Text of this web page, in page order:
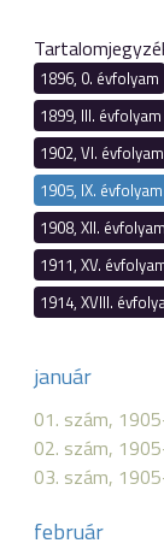
1896, 0. évfolyam
1899, III. évfolyam
1902, VI. évfolyam
1905, IX. évfolyam
1908, XII. évfolyam
1911, XV.
1914, XVIII.
január
01. szám,
02. szám,
03. szám,
február